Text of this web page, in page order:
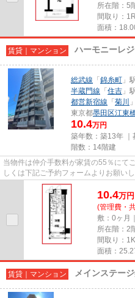
所在階：5
間取り：1R
面積：
賃貸｜マンション ハーモニーレ
総武線 「 錦糸町 」
半蔵門線 「 住吉 」
都営新宿線 「 菊川
東京都墨田区江東
10.4万円
築年数：築13年 ｜
階数：14階建
当物件は仲介手数料が家賃の55％にて
しくは下記ご予約フォームよりお願いし
10.4万円
(管理費・
敷：0ヶ月
所在階：2
間取り：1K
面積：
賃貸｜マンション メインステー